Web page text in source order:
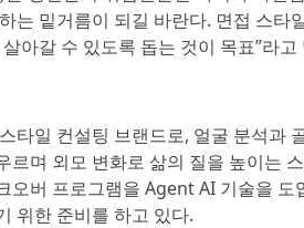
는 밑거름이 되길 바란다. 면접 스
아갈 수 있도록 돕는 것이 목표”라고
타일 컨설팅 브랜드로, 얼굴 분석과
르며 외모 변화로 삶의 질을 높이는
오버 프로그램을 Agent AI 기술을
위한 준비를 하고 있다.